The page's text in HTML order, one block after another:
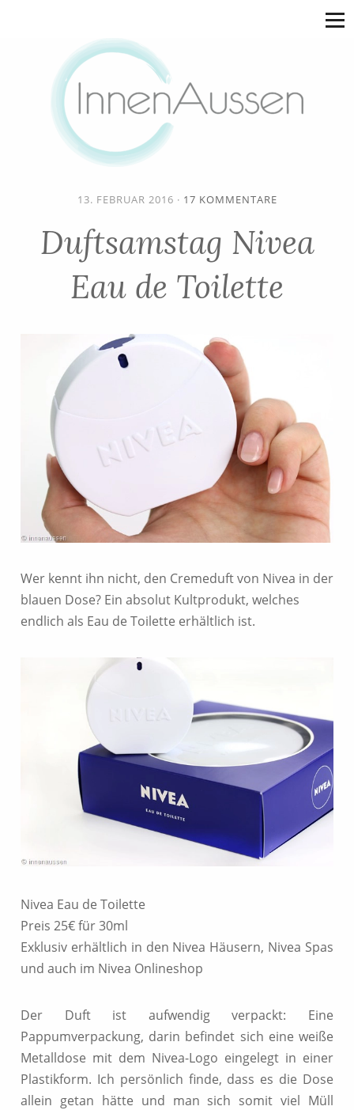
13. FEBRUAR 2016 · 17 KOMMENTARE
Duftsamstag Nivea
Eau de Toilette
Wer kennt ihn nicht, den Cremeduft von Nivea in der
blauen Dose? Ein absolut Kultprodukt, welches
endlich als Eau de Toilette erhältlich ist.
Nivea Eau de Toilette
Preis 25€ für 30ml
Exklusiv erhältlich in den Nivea Häusern, Nivea Spas
und auch im Nivea Onlineshop
Der Duft ist aufwendig verpackt: Eine
Pappumverpackung, darin befindet sich eine weiße
Metalldose mit dem Nivea-Logo eingelegt in einer
Plastikform. Ich persönlich finde, dass es die Dose
allein getan hätte und man sich somit viel Müll